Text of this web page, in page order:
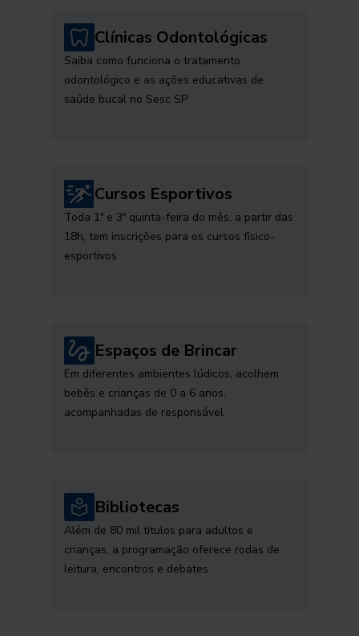
Clínicas Odontológicas
Saiba como funciona o tratamento
odontológico e as ações educativas de
saúde bucal no Sesc SP
Cursos Esportivos
Toda 1ª e 3ª quinta-feira do mês, a partir das
18h, tem inscrições para os cursos físico-
esportivos
Espaços de Brincar
Em diferentes ambientes lúdicos, acolhem
bebês e crianças de 0 a 6 anos,
acompanhadas de responsável
Bibliotecas
Além de 80 mil títulos para adultos e
crianças, a programação oferece rodas de
leitura, encontros e debates